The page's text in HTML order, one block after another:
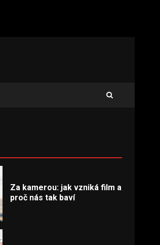
Za kamerou: jak vzniká film a
proč nás tak baví